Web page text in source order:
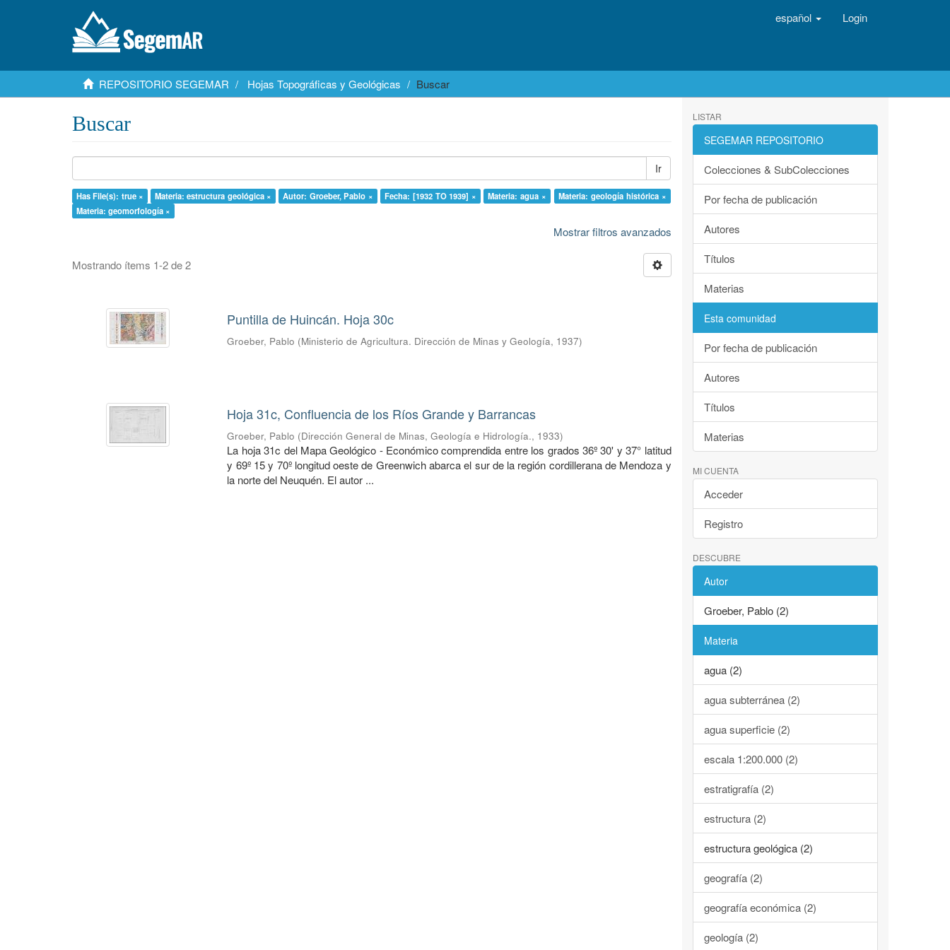
español Login
REPOSITORIO SEGEMAR Hojas Topográficas y Geológicas Buscar
Buscar
Ir
Has File(s): true × Materia: estructura geológica × Autor: Groeber, Pablo × Fecha: [1932 TO 1939] × Materia: agua ×
Materia: geología histórica ×
Materia: geomorfología ×
Mostrar filtros avanzados
Mostrando ítems 1-2 de 2
Puntilla de Huincán. Hoja 30c
Groeber, Pablo (Ministerio de Agricultura. Dirección de Minas y Geología, 1937)
Hoja 31c, Confluencia de los Ríos Grande y Barrancas
Groeber, Pablo (Dirección General de Minas, Geología e Hidrología., 1933)
La hoja 31c del Mapa Geológico - Económico comprendida entre los grados 36º 30' y 37° latitud
y 69º 15 y 70º longitud oeste de Greenwich abarca el sur de la región cordillerana de Mendoza y
la norte del Neuquén. El autor ...
LISTAR
SEGEMAR REPOSITORIO
Colecciones & SubColecciones
Por fecha de publicación
Autores
Títulos
Materias
Esta comunidad
Por fecha de publicación
Autores
Títulos
Materias
MI CUENTA
Acceder
Registro
DESCUBRE
Autor
Groeber, Pablo (2)
Materia
agua (2)
agua subterránea (2)
agua superficie (2)
escala 1:200.000 (2)
estratigrafía (2)
estructura (2)
estructura geológica (2)
geografía (2)
geografía económica (2)
geología (2)